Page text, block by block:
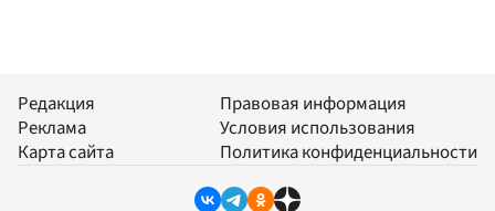
Редакция
Реклама
Карта сайта
Правовая информация
Условия использования
Политика конфиденциальности